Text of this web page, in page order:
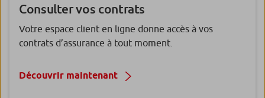
Consulter vos contrats
Votre espace client en ligne donne accès à vos
contrats d’assurance à tout moment.
Découvrir maintenant